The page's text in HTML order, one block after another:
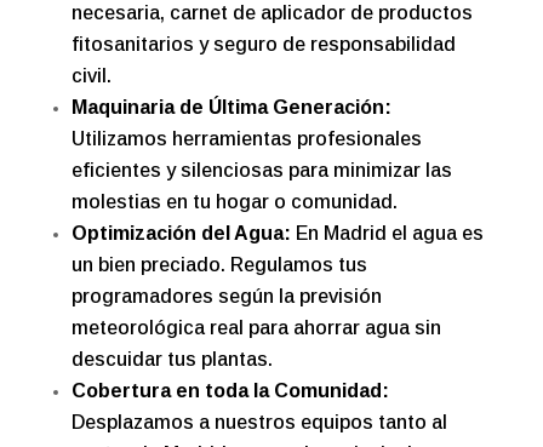
necesaria, carnet de aplicador de productos
fitosanitarios y seguro de responsabilidad
civil.
Maquinaria de Última Generación:
Utilizamos herramientas profesionales
eficientes y silenciosas para minimizar las
molestias en tu hogar o comunidad.
Optimización del Agua: En Madrid el agua es
un bien preciado. Regulamos tus
programadores según la previsión
meteorológica real para ahorrar agua sin
descuidar tus plantas.
Cobertura en toda la Comunidad:
Desplazamos a nuestros equipos tanto al